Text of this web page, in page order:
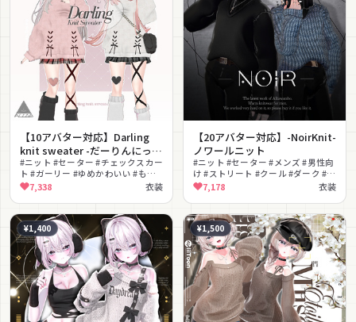
【10アバター対応】Darling
knit sweater -だーりんにっ
と-【VRChat向け衣装モデル】
#ニット #セーター #チェックスカー
ト #ガーリー #ゆめかわいい #もこ
もこ #ふわふわ #ハート #冬服 #ルー
ズソックス
7,338 衣装
【20アバター対応】-NoirKnit-
ノワールニット
#ニット #セーター #メンズ #男性向
け #ストリート #クール #ダーク #黒
マスク #ヘッドホン #都会的
7,178 衣装
¥1,400 ¥1,500